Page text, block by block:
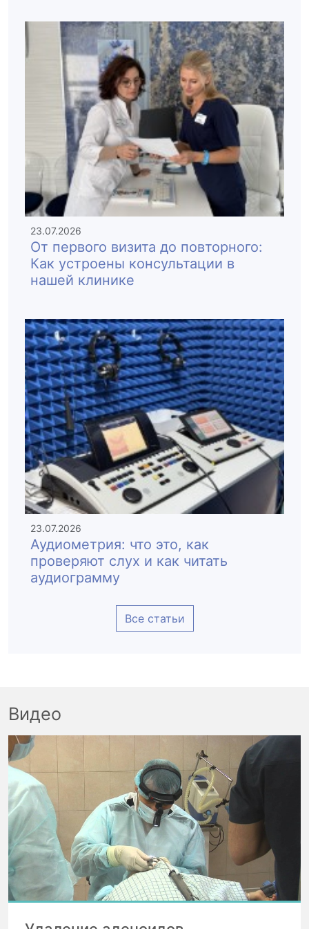
23.07.2026
От первого визита до повторного:
Как устроены консультации в
нашей клинике
23.07.2026
Аудиометрия: что это, как
проверяют слух и как читать
аудиограмму
Все статьи
Видео